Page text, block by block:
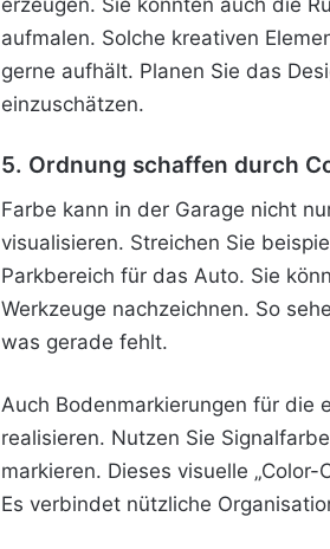
erzeugen. Sie könnten auch die
aufmalen. Solche kreativen
gerne aufhält. Planen Sie das
einzuschätzen.
5. Ordnung schaffen durch
Farbe kann in der Garage nicht
visualisieren. Streichen Sie
Parkbereich für das Auto. Sie
Werkzeuge nachzeichnen. So
was gerade fehlt.
Auch Bodenmarkierungen für die
realisieren. Nutzen Sie
markieren. Dieses visuelle
Es verbindet nützliche